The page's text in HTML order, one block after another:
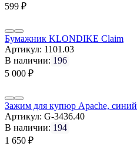
599 ₽
Бумажник KLONDIKE Claim
Артикул: 1101.03
В наличии: 196
5 000 ₽
Зажим для купюр Apache, синий
Артикул: G-3436.40
В наличии: 194
1 650 ₽